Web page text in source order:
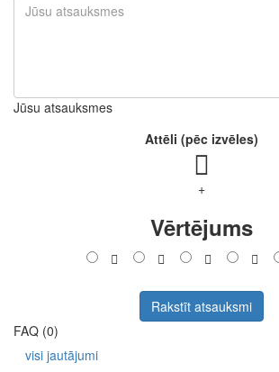
Jūsu atsauksmes
Attēli (pēc izvēles)
+
Vērtējums
Rakstīt atsauksmi
FAQ (0)
visi jautājumi